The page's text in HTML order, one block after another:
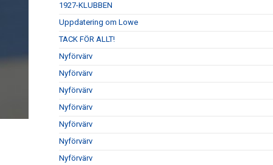
1927-KLUBBEN
Uppdatering om Lowe
TACK FÖR ALLT!
Nyförvärv
Nyförvärv
Nyförvärv
Nyförvärv
Nyförvärv
Nyförvärv
Nyförvärv